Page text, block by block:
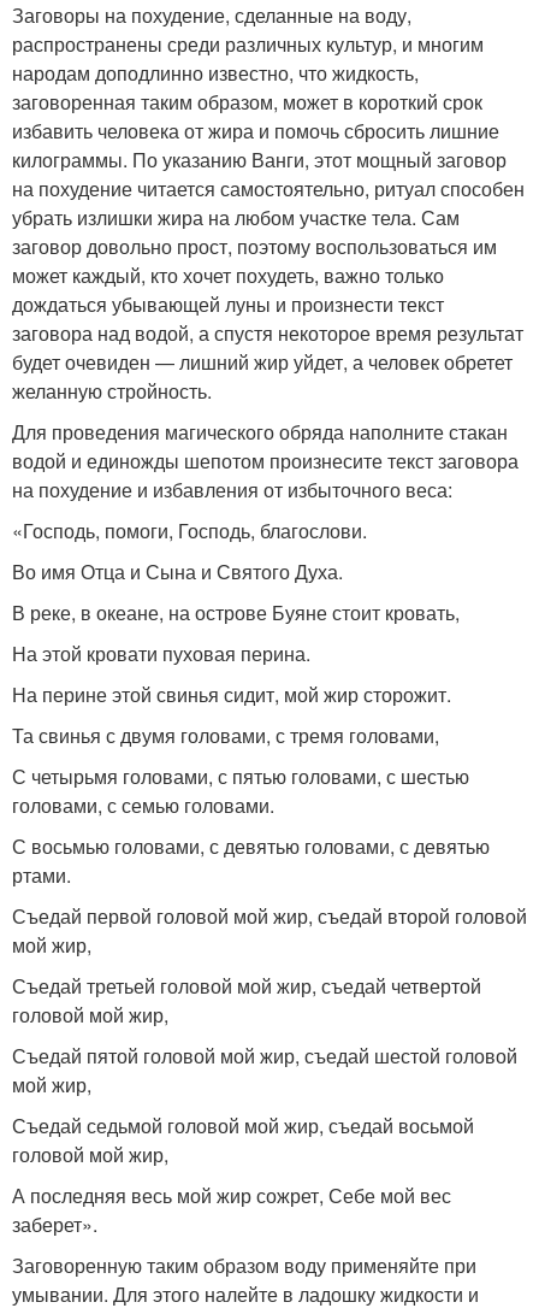
Заговоры на похудение, сделанные на воду,
распространены среди различных культур, и многим
народам доподлинно известно, что жидкость,
заговоренная таким образом, может в короткий срок
избавить человека от жира и помочь сбросить лишние
килограммы. По указанию Ванги, этот мощный заговор
на похудение читается самостоятельно, ритуал способен
убрать излишки жира на любом участке тела. Сам
заговор довольно прост, поэтому воспользоваться им
может каждый, кто хочет похудеть, важно только
дождаться убывающей луны и произнести текст
заговора над водой, а спустя некоторое время результат
будет очевиден — лишний жир уйдет, а человек обретет
желанную стройность.
Для проведения магического обряда наполните стакан
водой и единожды шепотом произнесите текст заговора
на похудение и избавления от избыточного веса:
«Господь, помоги, Господь, благослови.
Во имя Отца и Сына и Святого Духа.
В реке, в океане, на острове Буяне стоит кровать,
На этой кровати пуховая перина.
На перине этой свинья сидит, мой жир сторожит.
Та свинья с двумя головами, с тремя головами,
С четырьмя головами, с пятью головами, с шестью
головами, с семью головами.
С восьмью головами, с девятью головами, с девятью
ртами.
Съедай первой головой мой жир, съедай второй головой
мой жир,
Съедай третьей головой мой жир, съедай четвертой
головой мой жир,
Съедай пятой головой мой жир, съедай шестой головой
мой жир,
Съедай седьмой головой мой жир, съедай восьмой
головой мой жир,
А последняя весь мой жир сожрет, Себе мой вес
заберет».
Заговоренную таким образом воду применяйте при
умывании. Для этого налейте в ладошку жидкости и